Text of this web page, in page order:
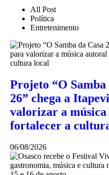
All Post
Política
Entretenimento
Projeto “O Samba
26” chega a
valorizar a
fortalecer a
06/08/2026